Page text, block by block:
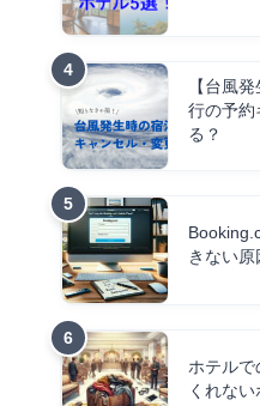
【台風
行の予約
る？
きない
ホテル
くれな